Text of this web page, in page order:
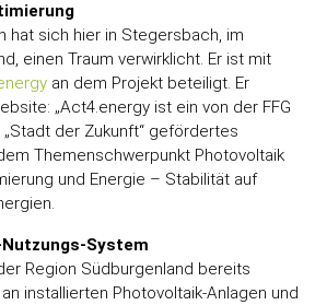
hat sich hier in Stegersbach, im
einen Traum verwirklicht. Er ist mit
an dem Projekt beteiligt. Er
„Act4.energy ist ein von der FFG
der Zukunft“ gefördertes
Themenschwerpunkt Photovoltaik
und Energie – Stabilität auf
Nutzungs-System
Region Südburgenland bereits
installierten Photovoltaik-Anlagen und